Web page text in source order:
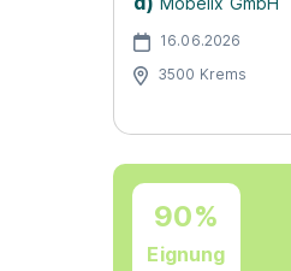
16.06.2026
3500 Krems
90%
Eignung